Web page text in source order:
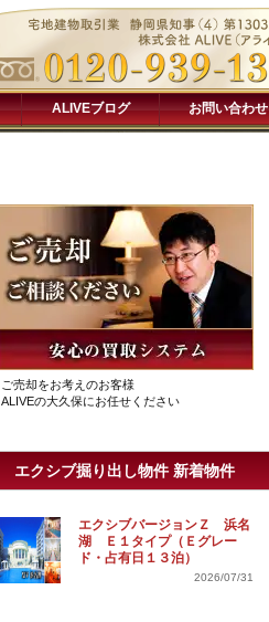
ALIVEブログ お問い合わせ
ご売却をお考えのお客様
ALIVEの大久保にお任せください
エクシブ掘り出し物件 新着物件
エクシブバージョンＺ 浜名
湖 Ｅ１タイプ（Ｅグレー
ド・占有日１３泊）
2026/07/31